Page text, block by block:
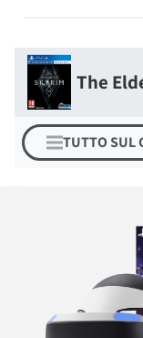
The
TUTTO SUL